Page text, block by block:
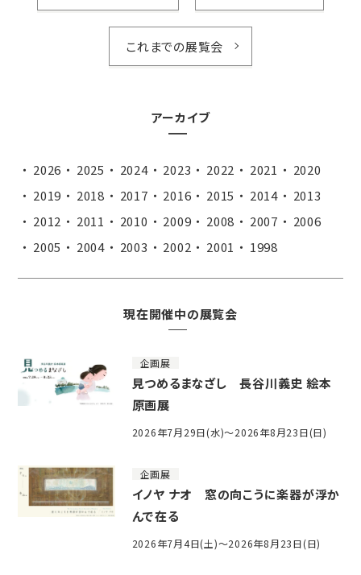
これまでの展覧会
アーカイブ
2026 2025 2024 2023 2022 2021
2020
2019
2018 2017 2016 2015 2014
2013
2012
2011 2010 2009 2008 2007
2006
2005
2004 2003 2002 2001 1998
現在開催中の展覧会
企画展
見つめるまなざし 長谷川義史 絵本
原画展
2026年7月29日(水)～2026年8月23日(日)
企画展
イノヤ ナオ 窓の向こうに楽器が浮か
んで在る
2026年7月4日(土)～2026年8月23日(日)